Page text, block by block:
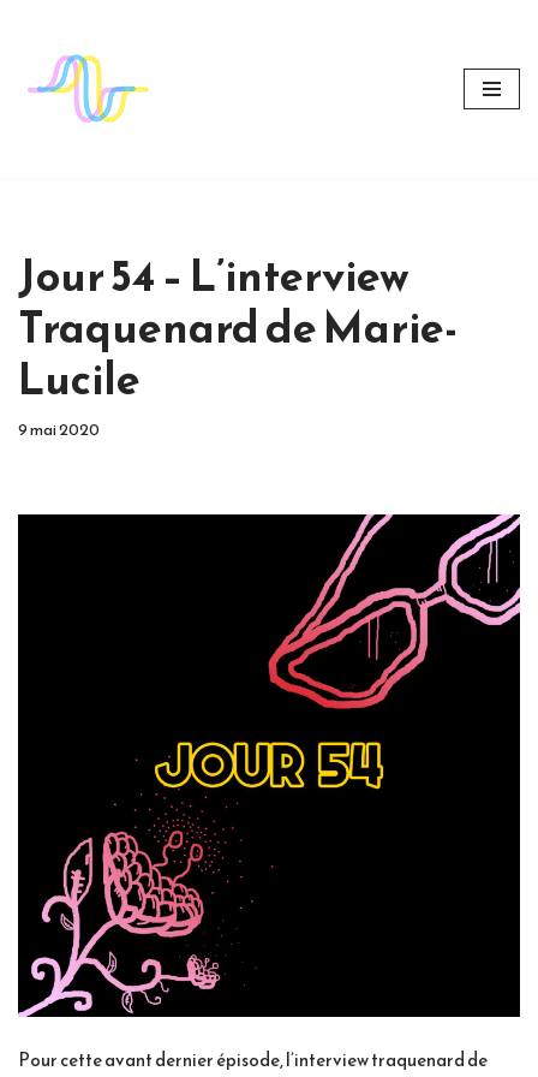
Aller
au
contenu
Jour 54 – L’interview
Traquenard de Marie-
Lucile
9 mai 2020
Pour cette avant dernier épisode, l’interview traquenard de